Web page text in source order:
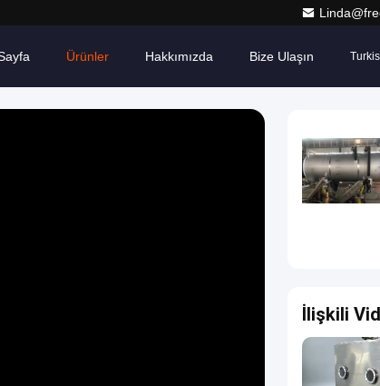
Ürünler Hakkımızda Bize Ulaşın
İlişkili